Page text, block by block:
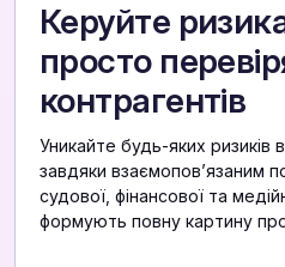
Керуйте
просто
контрагентів
Уникайте будь-яких ризиків
завдяки взаємоповʼязаним
судової, фінансової та
формують повну картину